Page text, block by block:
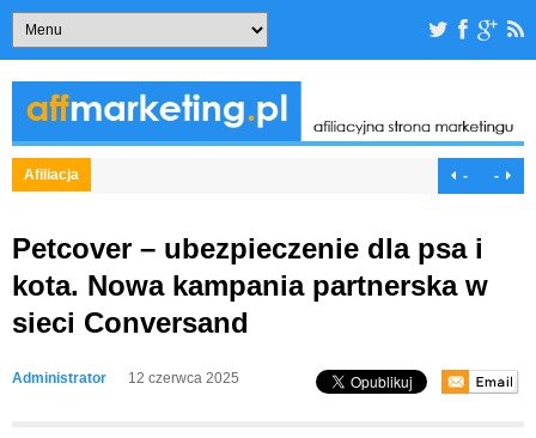
Afiliacja - -
Petcover – ubezpieczenie dla psa i
kota. Nowa kampania partnerska w
sieci Conversand
Administrator 12 czerwca 2025